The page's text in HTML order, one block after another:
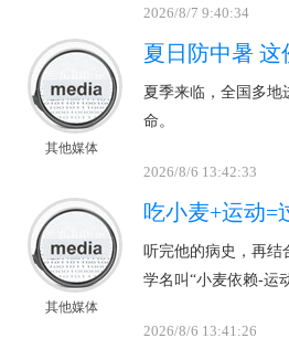
2026/8/7 9:40:34
其他媒体
夏日防中暑
夏季来临，全国多地
命。
2026/8/6 13:42:33
其他媒体
吃小麦+运动=
听完他的病史，再结
学名叫“小麦依赖-运
2026/8/6 13:41:26